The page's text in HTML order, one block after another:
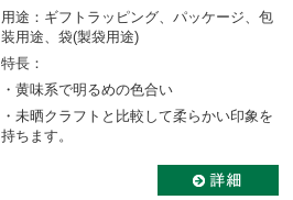
用途：ギフトラッピング、パッケージ、包
装用途、袋(製袋用途)
特長：
・黄味系で明るめの色合い
・未晒クラフトと比較して柔らかい印象を
持ちます。